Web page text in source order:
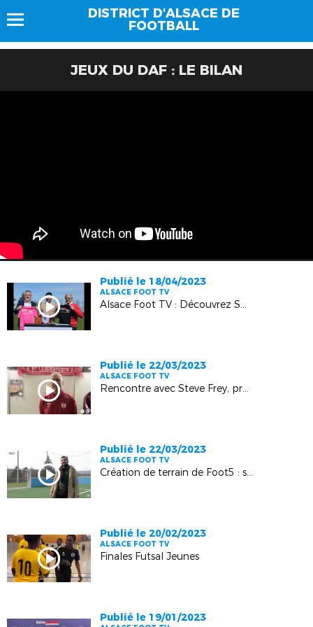
DISTRICT D'ALSACE DE
FOOTBALL
JEUX DU DAF : LE BILAN
Publié le 18/04/2023
ALSACE FOOT TV
Alsace Foot TV : Découvrez SportyNeo, solution d'aide pour vos clubs !
Publié le 22/03/2023
ALSACE FOOT TV
Rencontre avec Steve Frey, président du FC Lampertheim !
Publié le 22/03/2023
ALSACE FOOT TV
Création de terrain de Foot5 : saisissez l’opportunité !
Publié le 20/02/2023
ALSACE FOOT TV
Finales Futsal Jeunes
Publié le 19/01/2023